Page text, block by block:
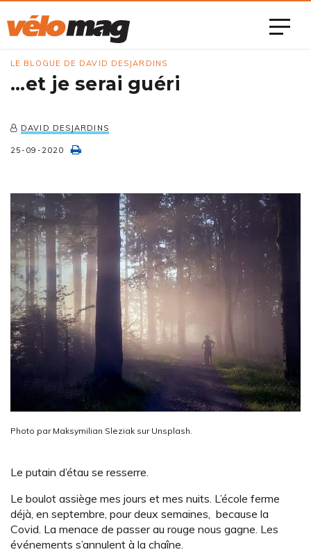
LE BLOGUE DE DAVID DESJARDINS
…et je serai guéri
DAVID DESJARDINS
25-09-2020
Photo par Maksymilian Sleziak sur Unsplash.
Le putain d’étau se resserre.
Le boulot assiège mes jours et mes nuits. L’école ferme
déjà, en septembre, pour deux semaines, because la
Covid. La menace de passer au rouge nous gagne. Les
événements s’annulent à la chaîne.